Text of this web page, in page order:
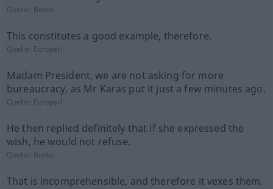
Quelle: Books
This constitutes a good example, therefore.
Quelle: Europarl
Madam President, we are not asking for more
bureaucracy, as Mr Karas put it just a few minutes ago.
Quelle: Europarl
He then replied definitely that if she expressed the
wish, he would not refuse.
Quelle: Books
That is incomprehensible, and therefore it vexes them.